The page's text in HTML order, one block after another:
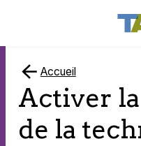
Accueil
Activer
de la